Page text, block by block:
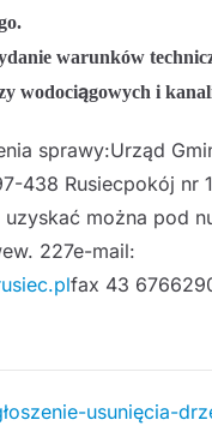
warunków
wodociągowych i
sprawy:Urząd
438 Rusiecpokój nr
można pod
227e-mail:
fax 43
usunięcia-